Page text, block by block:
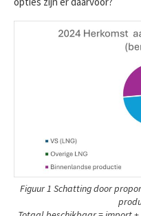
Figuur 1 Schatting door